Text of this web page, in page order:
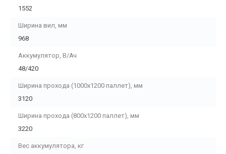
1552
Ширина вил, мм
968
Аккумулятор, В/Ач
48/420
Ширина прохода (1000х1200 паллет), мм
3120
Ширина прохода (800х1200 паллет), мм
3220
Вес аккумулятора, кг